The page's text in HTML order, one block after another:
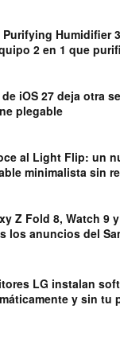
Purifying Humidifier
2 en 1 que
de iOS 27 deja otra
plegable
al Light Flip: un
minimalista sin
Z Fold 8, Watch 9
los anuncios del
LG instalan
y sin tu